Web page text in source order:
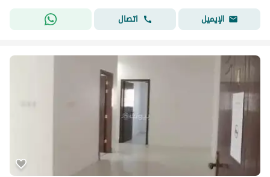
الإيميل
اتصال